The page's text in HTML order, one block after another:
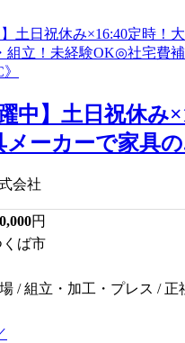
躍中】土日祝休み
メーカーで家具の
会社
円
ば市
/ 組立・加工・プレス / 正